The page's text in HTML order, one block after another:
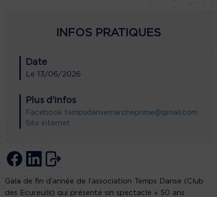
INFOS PRATIQUES
Date
Le 13/06/2026
Plus d'infos
Facebook tempsdansemarcheprime@gmail.com
Site internet
Gala de fin d’année de l’association Temps Danse (Club
des Ecureuils) qui présente sin spectacle « 50 ans